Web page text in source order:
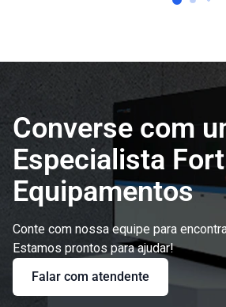
Converse com
Especialista Fort
Equipamentos
Conte com nossa equipe para
Estamos prontos para ajudar!
Falar com atendente